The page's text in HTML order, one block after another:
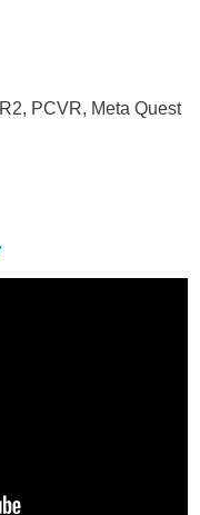
PCVR, Meta Quest